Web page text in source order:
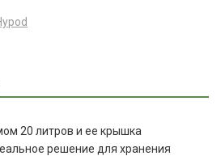
20 литров и ее крышка
решение для хранения